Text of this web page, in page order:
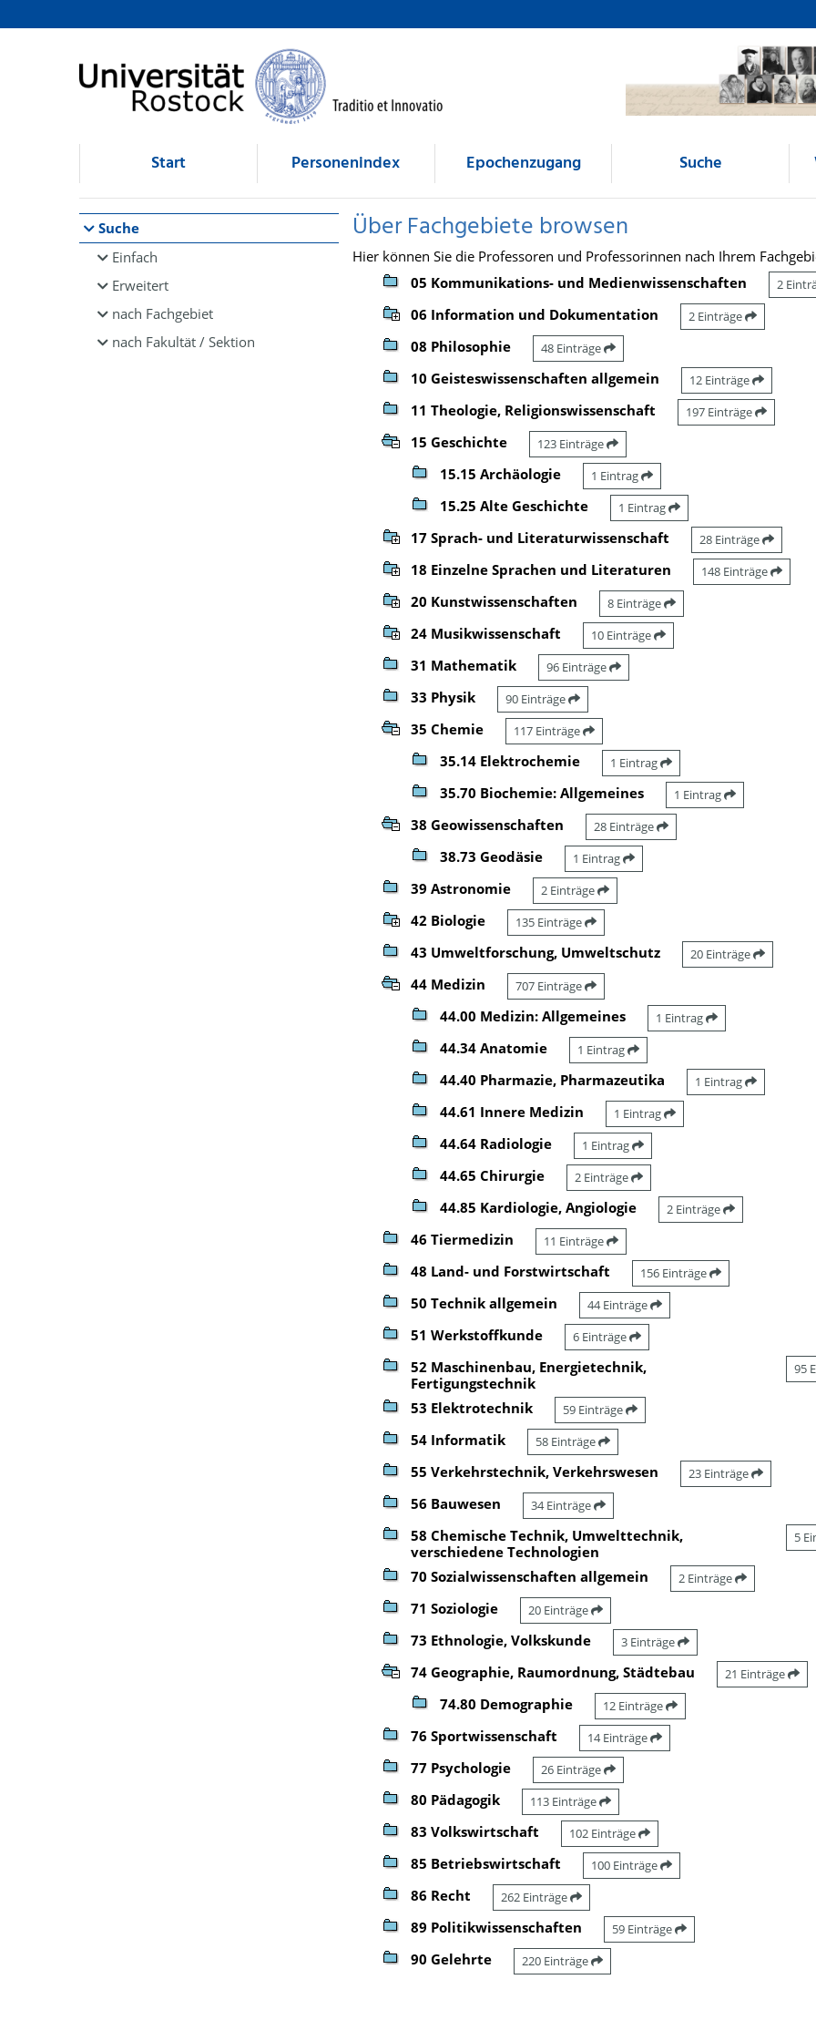
Browsen
direkt zum Inhalt
Start Personenindex Epochenzugang Suche
Suche
Einfach
Erweitert
nach Fachgebiet
nach Fakultät / Sektion
Über Fachgebiete browsen
Hier können Sie die Professoren und Professorinnen nach Ihrem
05 Kommunikations- und Medienwissenschaften
2
06 Information und Dokumentation 2 Einträge
08 Philosophie 48 Einträge
10 Geisteswissenschaften allgemein 12 Einträge
11 Theologie, Religionswissenschaft 197 Einträge
15 Geschichte 123 Einträge
15.15 Archäologie 1 Eintrag
15.25 Alte Geschichte 1 Eintrag
17 Sprach- und Literaturwissenschaft 28 Einträge
18 Einzelne Sprachen und Literaturen 148 Einträge
20 Kunstwissenschaften 8 Einträge
24 Musikwissenschaft 10 Einträge
31 Mathematik 96 Einträge
33 Physik 90 Einträge
35 Chemie 117 Einträge
35.14 Elektrochemie 1 Eintrag
35.70 Biochemie: Allgemeines 1 Eintrag
38 Geowissenschaften 28 Einträge
38.73 Geodäsie 1 Eintrag
39 Astronomie 2 Einträge
42 Biologie 135 Einträge
43 Umweltforschung, Umweltschutz 20 Einträge
44 Medizin 707 Einträge
44.00 Medizin: Allgemeines 1 Eintrag
44.34 Anatomie 1 Eintrag
44.40 Pharmazie, Pharmazeutika 1 Eintrag
44.61 Innere Medizin 1 Eintrag
44.64 Radiologie 1 Eintrag
44.65 Chirurgie 2 Einträge
44.85 Kardiologie, Angiologie 2 Einträge
46 Tiermedizin 11 Einträge
48 Land- und Forstwirtschaft 156 Einträge
50 Technik allgemein 44 Einträge
51 Werkstoffkunde 6 Einträge
52 Maschinenbau, Energietechnik,
Fertigungstechnik
95
53 Elektrotechnik 59 Einträge
54 Informatik 58 Einträge
55 Verkehrstechnik, Verkehrswesen 23 Einträge
56 Bauwesen 34 Einträge
58 Chemische Technik, Umwelttechnik,
verschiedene Technologien
5
70 Sozialwissenschaften allgemein 2 Einträge
71 Soziologie 20 Einträge
73 Ethnologie, Volkskunde 3 Einträge
74 Geographie, Raumordnung, Städtebau 21 Einträge
74.80 Demographie 12 Einträge
76 Sportwissenschaft 14 Einträge
77 Psychologie 26 Einträge
80 Pädagogik 113 Einträge
83 Volkswirtschaft 102 Einträge
85 Betriebswirtschaft 100 Einträge
86 Recht 262 Einträge
89 Politikwissenschaften 59 Einträge
90 Gelehrte 220 Einträge